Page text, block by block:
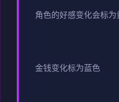
角色的好感变化会标为
金钱变化标为蓝色